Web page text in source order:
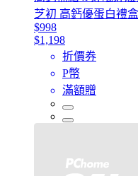
芝初 高鈣優蛋白禮盒
$998
$1,198
折價券
P幣
滿額贈